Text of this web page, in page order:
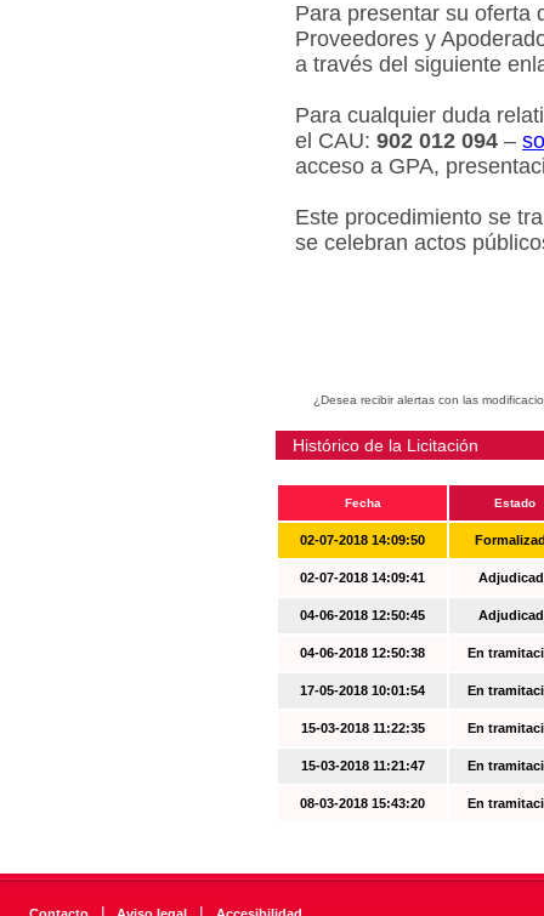
Para presentar su oferta
Proveedores y
a través del siguiente
Para cualquier duda
el CAU: 902 012 094 –
acceso a GPA,
Este procedimiento se
se celebran actos
¿Desea recibir alertas con las
Histórico de la Licitación
Fecha Estado
02-07-2018 14:09:50
02-07-2018 14:09:41
04-06-2018 12:50:45
04-06-2018 12:50:38 En
17-05-2018 10:01:54 En
15-03-2018 11:22:35 En
15-03-2018 11:21:47 En
08-03-2018 15:43:20 En